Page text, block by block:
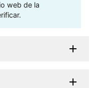
web de la